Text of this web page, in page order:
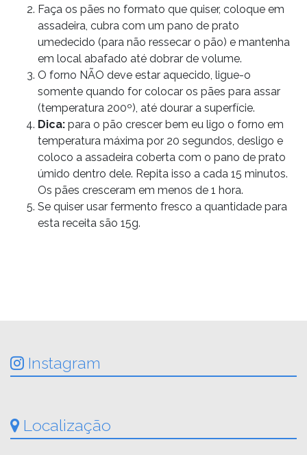
Faça os pães no formato que quiser, coloque em
assadeira, cubra com um pano de prato
umedecido (para não ressecar o pão) e mantenha
em local abafado até dobrar de volume.
O forno NÃO deve estar aquecido, ligue-o
somente quando for colocar os pães para assar
(temperatura 200º), até dourar a superfície.
Dica: para o pão crescer bem eu ligo o forno em
temperatura máxima por 20 segundos, desligo e
coloco a assadeira coberta com o pano de prato
úmido dentro dele. Repita isso a cada 15 minutos.
Os pães cresceram em menos de 1 hora.
Se quiser usar fermento fresco a quantidade para
esta receita são 15g.
Instagram
Localização